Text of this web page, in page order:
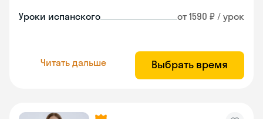
Уроки испанского от 1590 ₽ / урок
Читать дальше Выбрать время